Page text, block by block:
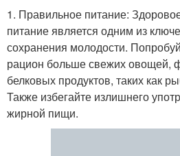
1. Правильное питание:
питание является одним из
сохранения молодости.
рацион больше свежих овощей,
белковых продуктов, таких как
Также избегайте излишнего
жирной пищи.